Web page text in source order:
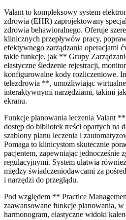
Valant to kompleksowy system
zdrowia (EHR) zaprojektowany
zdrowia behawioralnego. Oferuje
klinicznych przepływów pracy,
efektywnego zarządzania operacjami
takie funkcje, jak ** Grupy
elastyczne śledzenie rejestracji,
konfigurowalne kody rozliczeniowe.
telezdrowia **, umożliwiając
interaktywnymi narzędziami, takimi
ekranu.
Funkcje planowania leczenia Valant
dostęp do bibliotek treści opartych na
szablony planu leczenia i
Pomaga to klinicystom skutecznie
pacjentem, zapewniając jednocześnie
regulacyjnymi. System ułatwia
między świadczeniodawcami za
i narzędzi do przeglądu.
Pod względem ** Practice
zaawansowane funkcje planowania,
harmonogram, elastyczne widoki